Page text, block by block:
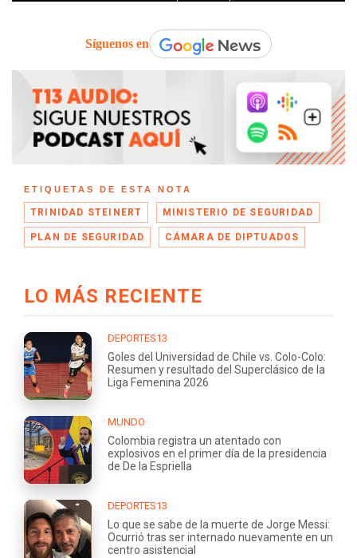
Síguenos en
ETIQUETAS DE ESTA NOTA
TRINIDAD STEINERT MINISTERIO DE SEGURIDAD
PLAN DE SEGURIDAD CÁMARA DE DIPTUADOS
LO MÁS RECIENTE
DEPORTES13
Goles del Universidad de Chile vs. Colo-Colo:
Resumen y resultado del Superclásico de la
Liga Femenina 2026
MUNDO
Colombia registra un atentado con
explosivos en el primer día de la presidencia
de De la Espriella
DEPORTES13
Lo que se sabe de la muerte de Jorge Messi:
Ocurrió tras ser internado nuevamente en un
centro asistencial